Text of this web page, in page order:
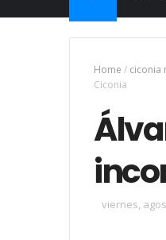
Home / ciconia
Ciconia
viernes,